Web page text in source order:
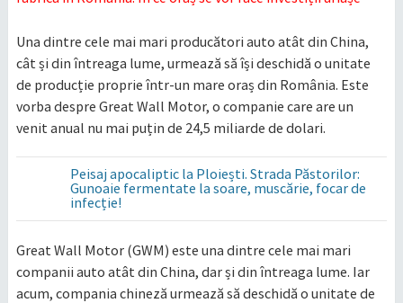
Una dintre cele mai mari producători auto atât din China,
cât și din întreaga lume, urmează să își deschidă o unitate
de producție proprie într-un mare oraș din România. Este
vorba despre Great Wall Motor, o companie care are un
venit anual nu mai puțin de 24,5 miliarde de dolari.
Peisaj apocaliptic la Ploiești. Strada Păstorilor:
Gunoaie fermentate la soare, muscărie, focar de
infecție!
Great Wall Motor (GWM) este una dintre cele mai mari
companii auto atât din China, dar și din întreaga lume. Iar
acum, compania chineză urmează să deschidă o unitate de